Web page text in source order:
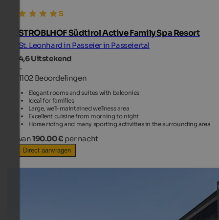
STROBLHOF Südtirol Active Family Spa Resort
St. Leonhard in Passeier in Passeiertal
4,6Uitstekend
-
1102 Beoordelingen
Elegant rooms and suites with balconies
Ideal for families
Large, well-maintained wellness area
Excellent cuisine from morning to night
Horse riding and many sporting activities in the surrounding area
van190.00 € per nacht
Direct aanvragen